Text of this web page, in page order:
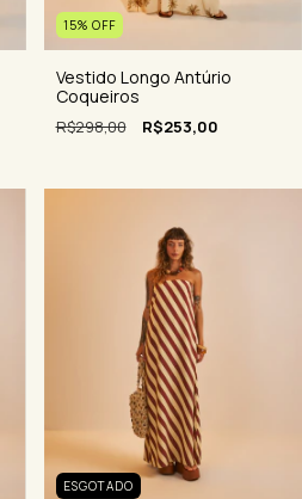
15% OFF
Vestido Longo Antúrio
Coqueiros
R$298,00 R$253,00
ESGOTADO